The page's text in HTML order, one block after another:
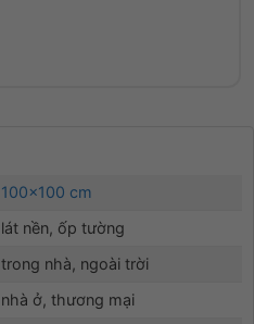
100×100 cm
lát nền, ốp tường
trong nhà, ngoài trời
nhà ở, thương mại